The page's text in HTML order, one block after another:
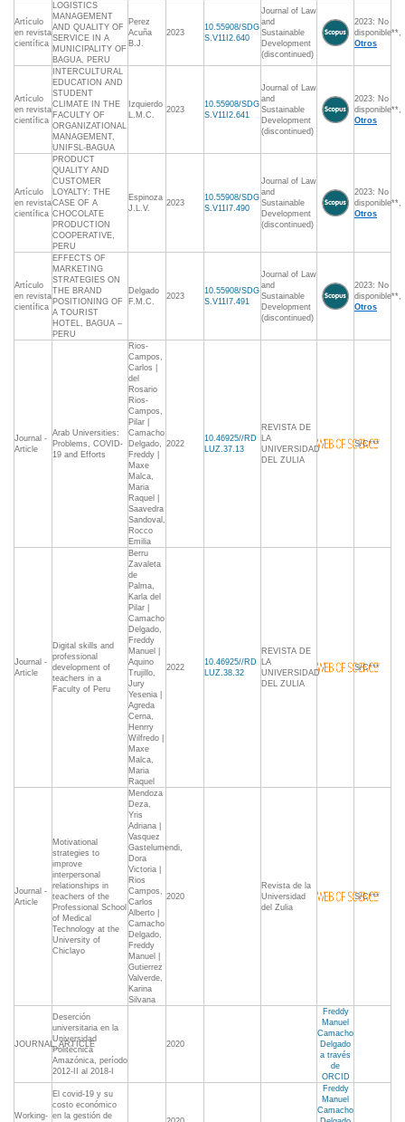
Artículo
en revista
científica
LOGISTICS
MANAGEMENT
AND QUALITY OF
SERVICE IN A
MUNICIPALITY OF
BAGUA, PERU
Perez
Acuña
B.J.
2023
10.55908/SDG
S.V11I2.640
Journal of Law
and
Sustainable
Development
(discontinued)
2023: No
disponible**,
Otros
Artículo
en revista
científica
INTERCULTURAL
EDUCATION AND
STUDENT
CLIMATE IN THE
FACULTY OF
ORGANIZATIONAL
MANAGEMENT,
UNIFSL-BAGUA
Izquierdo
L.M.C.
2023
10.55908/SDG
S.V11I2.641
Journal of Law
and
Sustainable
Development
(discontinued)
2023: No
disponible**,
Otros
Artículo
en revista
científica
PRODUCT
QUALITY AND
CUSTOMER
LOYALTY: THE
CASE OF A
CHOCOLATE
PRODUCTION
COOPERATIVE,
PERU
Espinoza
J.L.V.
2023
10.55908/SDG
S.V11I7.490
Journal of Law
and
Sustainable
Development
(discontinued)
2023: No
disponible**,
Otros
Artículo
en revista
científica
EFFECTS OF
MARKETING
STRATEGIES ON
THE BRAND
POSITIONING OF
A TOURIST
HOTEL, BAGUA –
PERU
Delgado
F.M.C.
2023
10.55908/SDG
S.V11I7.491
Journal of Law
and
Sustainable
Development
(discontinued)
2023: No
disponible**,
Otros
Journal -
Article
Arab Universities:
Problems, COVID-
19 and Efforts
Rios-
Campos,
Carlos |
del
Rosario
Rios-
Campos,
Pilar |
Camacho
Delgado,
Freddy |
Maxe
Malca,
Maria
Raquel |
Saavedra
Sandoval,
Rocco
Emilia
2022
10.46925//RD
LUZ.37.13
REVISTA DE
LA
UNIVERSIDAD
DEL ZULIA
S/C***
Journal -
Article
Digital skills and
professional
development of
teachers in a
Faculty of Peru
Berru
Zavaleta
de
Palma,
Karla del
Pilar |
Camacho
Delgado,
Freddy
Manuel |
Aquino
Trujillo,
Jury
Yesenia |
Agreda
Cerna,
Henrry
Wilfredo |
Maxe
Malca,
Maria
Raquel
2022
10.46925//RD
LUZ.38.32
REVISTA DE
LA
UNIVERSIDAD
DEL ZULIA
S/C***
Journal -
Article
Motivational
strategies to
improve
interpersonal
relationships in
teachers of the
Professional School
of Medical
Technology at the
University of
Chiclayo
Mendoza
Deza,
Yris
Adriana |
Vasquez
Gastelumendi,
Dora
Victoria |
Rios
Campos,
Carlos
Alberto |
Camacho
Delgado,
Freddy
Manuel |
Gutierrez
Valverde,
Karina
Silvana
2020
Revista de la
Universidad
del Zulia
S/C***
JOURNAL_ARTICLE
Deserción
universitaria en la
Universidad
Politécnica
Amazónica, período
2012-II al 2018-I
2020
Freddy
Manuel
Camacho
Delgado
a través
de
ORCID
Working-
El covid-19 y su
costo económico
en la gestión de
Freddy
Manuel
Camacho